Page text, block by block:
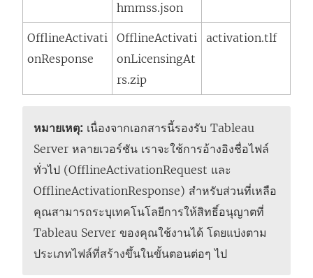
hmmss.json
OfflineActivati
onResponse
OfflineActivati
onLicensingAt
rs.zip
activation.tlf
หมายเหตุ: เนื่องจากเอกสารนี้รองรับ Tableau
Server หลายเวอร์ชัน เราจะใช้การอ้างอิงชื่อไฟล์
ทั่วไป (OfflineActivationRequest และ
OfflineActivationResponse) สำหรับส่วนที่เหลือ
คุณสามารถระบุเทคโนโลยีการให้สิทธิ์อนุญาตที่
Tableau Server ของคุณใช้งานได้ โดยแบ่งตาม
ประเภทไฟล์ที่สร้างขึ้นในขั้นตอนต่อๆ ไป